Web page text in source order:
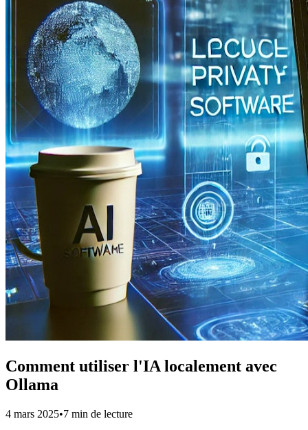
Comment utiliser l'IA localement avec
Ollama
4 mars 2025•7 min de lecture